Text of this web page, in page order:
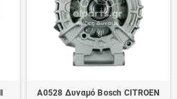
A0528 Δυναμό Bosch CITROEN